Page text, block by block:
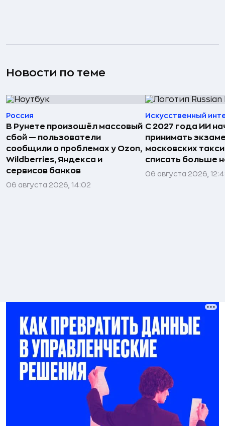
Новости по теме
Россия
В Рунете произошёл массовый
сбой — пользователи
сообщили о проблемах у Ozon,
Wildberries, Яндекса и
сервисов банков
06 августа 2026, 14:02
Искусственный
С 2027 года ИИ
принимать
московских
списать больше
06 августа 2026,